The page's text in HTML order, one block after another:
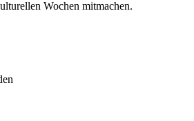
Wochen mitmachen.